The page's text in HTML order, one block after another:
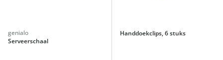
genialo
Serveerschaal
Handdoekclips, 6 stuks